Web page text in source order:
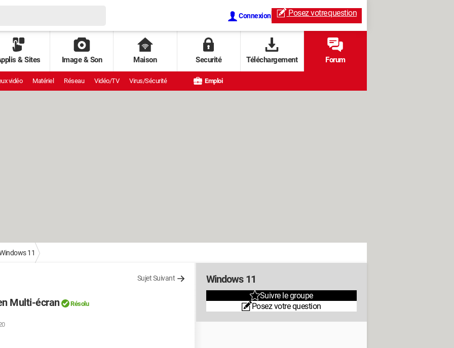
Connexion Posez votrequestion
& Sites Image & Son Maison Securité Téléchargement Forum
vidéo Matériel Réseau Vidéo/TV Virus/Sécurité Emploi
11
Sujet Suivant
Multi-écran Résolu
Windows 11
Suivre le groupe
Posez votre question